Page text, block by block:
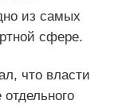
из самых
сфере.
что власти